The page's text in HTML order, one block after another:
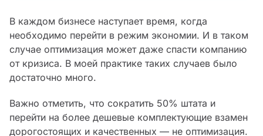
В каждом бизнесе наступает время, когда
необходимо перейти в режим экономии. И в таком
случае оптимизация может даже спасти компанию
от кризиса. В моей практике таких случаев было
достаточно много.
Важно отметить, что сократить 50% штата и
перейти на более дешевые комплектующие взамен
дорогостоящих и качественных — не оптимизация.